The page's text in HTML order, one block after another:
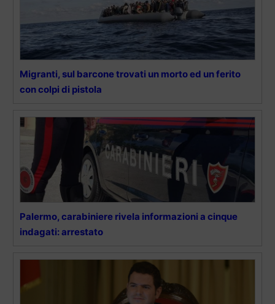
Migranti, sul barcone trovati un morto ed un ferito
con colpi di pistola
Palermo, carabiniere rivela informazioni a cinque
indagati: arrestato